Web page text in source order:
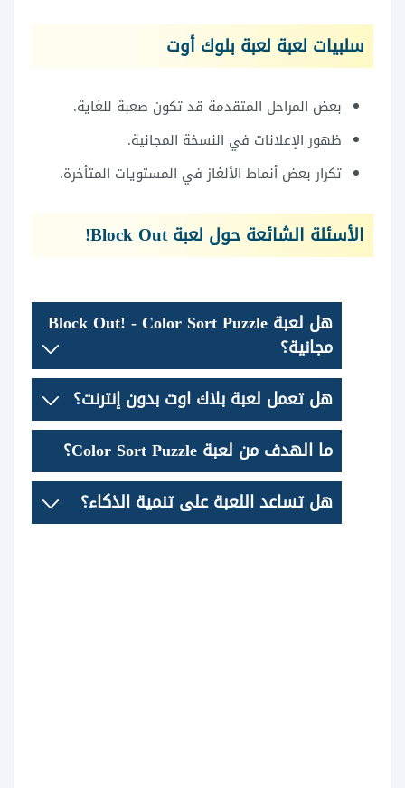
سلبيات لعبة لعبة بلوك أوت
بعض المراحل المتقدمة قد تكون صعبة للغاية.
ظهور الإعلانات في النسخة المجانية.
تكرار بعض أنماط الألغاز في المستويات المتأخرة.
الأسئلة الشائعة حول لعبة Block Out!
هل لعبة Block Out! - Color Sort Puzzle
مجانية؟
هل تعمل لعبة بلاك اوت بدون إنترنت؟
ما الهدف من لعبة Color Sort Puzzle؟
هل تساعد اللعبة على تنمية الذكاء؟